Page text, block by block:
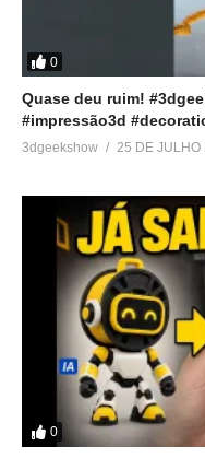
0
Quase deu ruim!
#impressão3d
3dgeekshow 25 DE JULHO
0